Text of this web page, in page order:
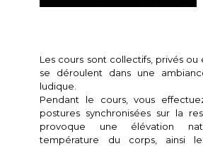
Les cours sont collectifs, privés
se déroulent dans une
ludique.
Pendant le cours, vous
postures synchronisées sur la
provoque une élévation
température du corps, ainsi